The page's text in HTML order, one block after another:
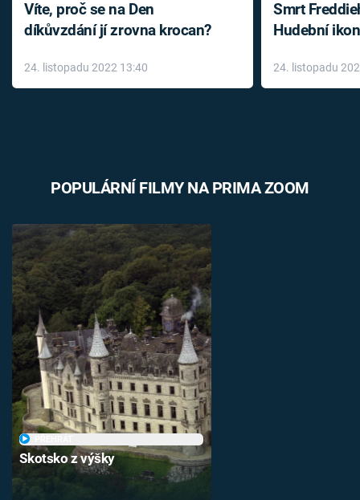
Víte, proč se na Den
díkůvzdání jí zrovna krocan?
24. listopadu 2022 13:40
Smrt
Hudební
léky
24. listopadu
POPULÁRNÍ FILMY NA PRIMA ZOOM
Skotsko z výšky